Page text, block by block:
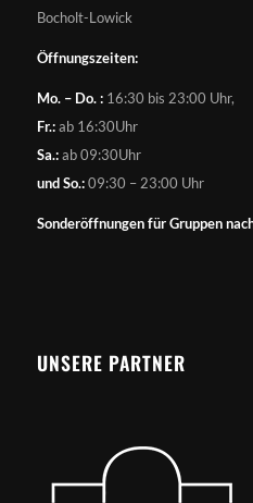
Bocholt-Lowick
Öffnungszeiten:
Mo. – Do. :16:30 bis 23:00 Uhr,
Fr.:ab 16:30Uhr
Sa.:ab 09:30Uhr
und So.:09:30 – 23:00 Uhr
Sonderöffnungen für Gruppen
UNSERE PARTNER